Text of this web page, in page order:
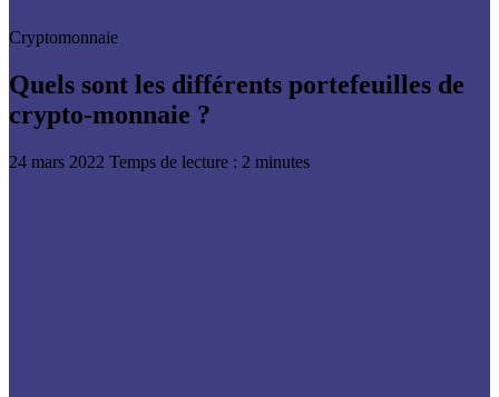
Cryptomonnaie
Quels sont les différents portefeuilles de
crypto-monnaie ?
24 mars 2022 Temps de lecture : 2 minutes